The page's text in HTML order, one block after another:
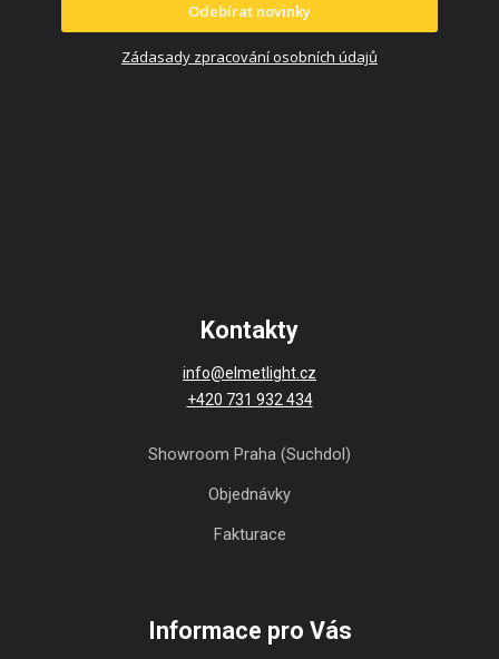
Odebírat novinky
Zádasady zpracování osobních údajů
Kontakty
info@elmetlight.cz
+420 731 932 434
Showroom Praha (Suchdol)
Objednávky
Fakturace
Informace pro Vás